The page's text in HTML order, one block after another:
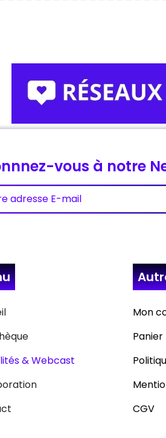
vous à notre
& Webcast
Mon
Panier
CGV